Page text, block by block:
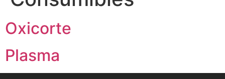
Oxicorte
Plasma